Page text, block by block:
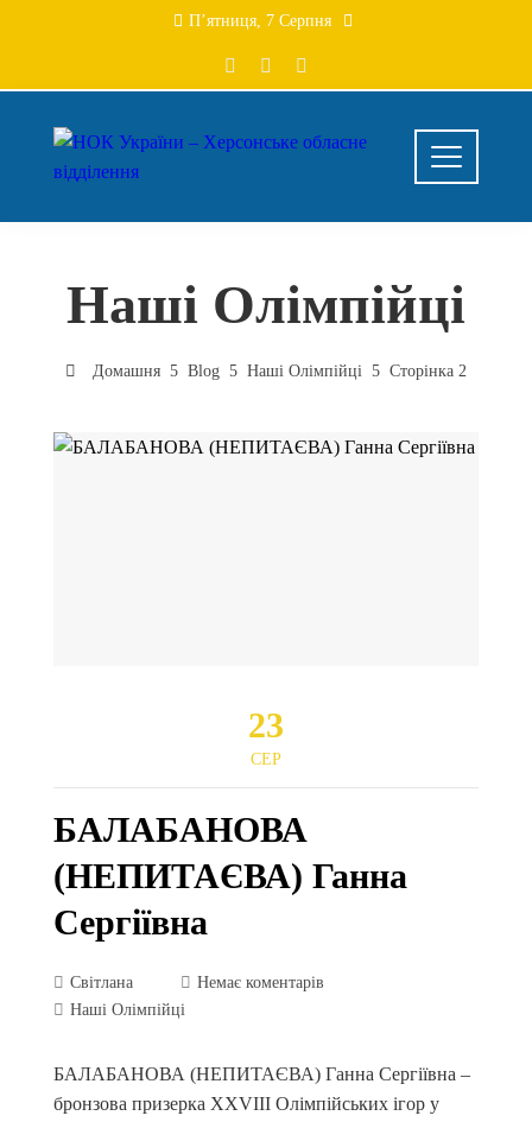
П’ятниця, 7 Серпня
Наші Олімпійці
Домашня Blog Наші Олімпійці Сторінка 2
23
СЕР
БАЛАБАНОВА
(НЕПИТАЄВА) Ганна
Сергіївна
Світлана
Немає коментарів
Наші Олімпійці
БАЛАБАНОВА (НЕПИТАЄВА) Ганна Сергіївна –
бронзова призерка XXVIII Олімпійських ігор у